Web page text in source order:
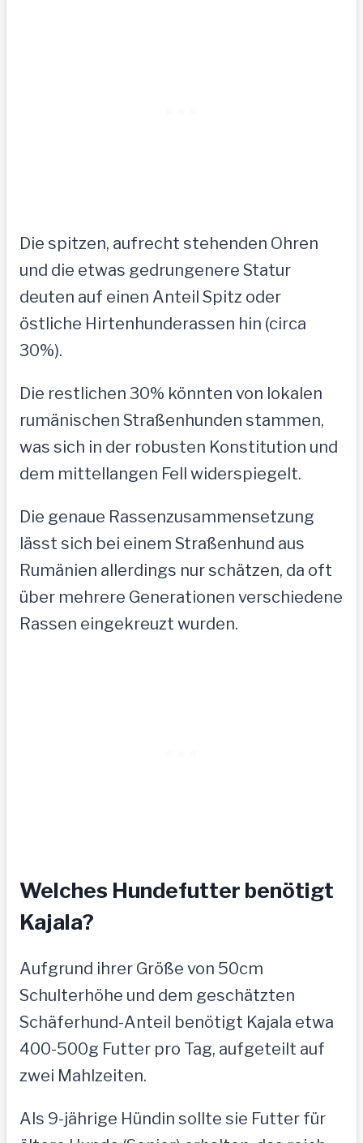
Die spitzen, aufrecht stehenden Ohren
und die etwas gedrungenere Statur
deuten auf einen Anteil Spitz oder
östliche Hirtenhunderassen hin (circa
30%).
Die restlichen 30% könnten von lokalen
rumänischen Straßenhunden stammen,
was sich in der robusten Konstitution und
dem mittellangen Fell widerspiegelt.
Die genaue Rassenzusammensetzung
lässt sich bei einem Straßenhund aus
Rumänien allerdings nur schätzen, da oft
über mehrere Generationen verschiedene
Rassen eingekreuzt wurden.
Welches Hundefutter benötigt
Kajala?
Aufgrund ihrer Größe von 50cm
Schulterhöhe und dem geschätzten
Schäferhund-Anteil benötigt Kajala etwa
400-500g Futter pro Tag, aufgeteilt auf
zwei Mahlzeiten.
Als 9-jährige Hündin sollte sie Futter für